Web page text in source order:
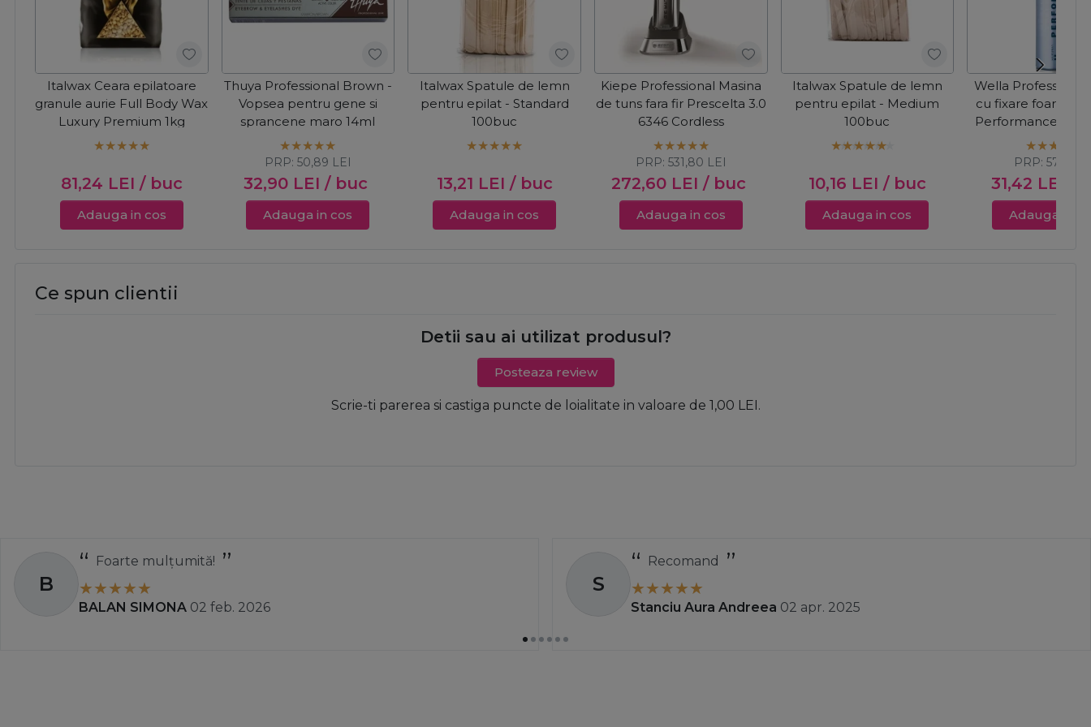
Italwax Ceara epilatoare
granule aurie Full Body Wax
Luxury Premium 1kg
81,24 LEI / buc
Adauga in cos
Thuya Professional Brown -
Vopsea pentru gene si
sprancene maro 14ml
32,90 LEI / buc
PRP: 50,89 LEI
Adauga in cos
Italwax Spatule de lemn
pentru epilat - Standard
100buc
13,21 LEI / buc
Adauga in cos
Kiepe Professional Masina
de tuns fara fir Prescelta 3.0
6346 Cordless
272,60 LEI / buc
PRP: 531,80 LEI
Adauga in cos
Italwax Spatule de lemn
pentru epilat - Medium
100buc
10,16 LEI / buc
Adauga in cos
Wella
cu fixare foarte
Performance Fix-
31,42 LEI
PRP:57,11
Adauga in
Ce spun clientii
Detii sau ai utilizat produsul?
Posteaza review
Scrie-ti parerea si castiga puncte de loialitate in valoare de 1,00 LEI.
A
Totul a decurs perfect și rapid.
Ady 01 apr. 2025
S